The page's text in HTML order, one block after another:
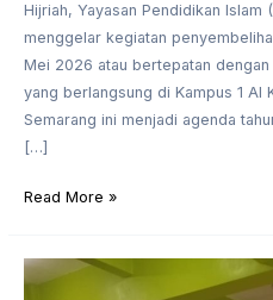
Hijriah, Yayasan Pendidikan Islam
menggelar kegiatan
Mei 2026 atau bertepatan dengan
yang berlangsung di Kampus 1 Al
Semarang ini menjadi agenda
[…]
Read More »
Semangat